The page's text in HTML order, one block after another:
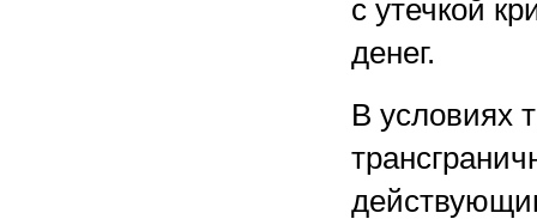
с утечкой
денег.
В условиях